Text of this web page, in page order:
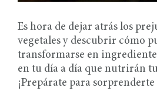
Es hora de dejar atrás los
vegetales y descubrir cómo
transformarse en
en tu día a día que nutrirán
¡Prepárate para